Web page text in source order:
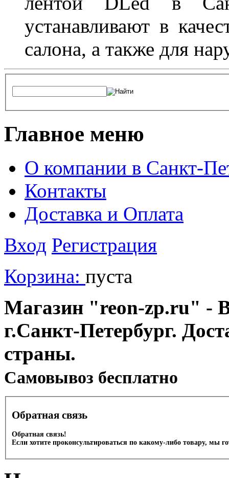
устанавливают в
салона, а также для
Главное меню
О компании в Санкт-
Контакты
Доставка и Оплата
Вход Регистрация
Корзина: пуста
Магазин "reon-zp.ru" -
г.Санкт-Петербург.
страны.
Cамовывоз бесплатно
Обратная связь
Обратная связь!
Если хотите проконсультироваться по какому-либо товару, мы